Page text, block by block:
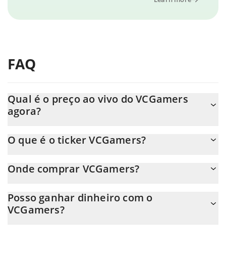
FAQ
Qual é o preço ao vivo do VCGamers
agora?
O que é o ticker VCGamers?
Onde comprar VCGamers?
transferência p2p. E a melhor maneira de trocar VCGamers é
através de um bot de 3commas.
Posso ganhar dinheiro com o
VCGamers?